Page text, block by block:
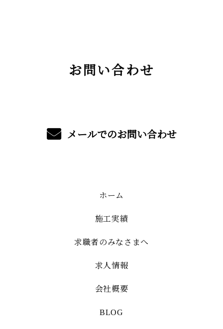
お問い合わせ
メールでのお問い合わせ
ホーム
施工実績
求職者のみなさまへ
求人情報
会社概要
BLOG